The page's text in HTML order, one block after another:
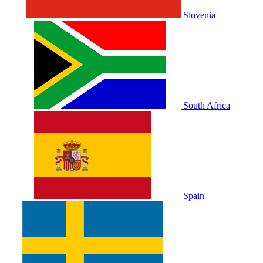
Slovenia
South Africa
Spain